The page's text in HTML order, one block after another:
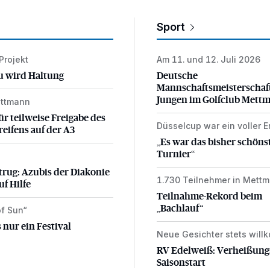
wird Haltung
wird Haltung
teilweise Freigabe des Seitenstreifens auf der A3
teilweise Freigabe des
auf der A3
Azubis der Diakonie hoffen auf Hilfe
Azubis der Diakonie
Hilfe
ein Festival
Sun“
nur ein Festival
Sport
Deutsche
Am 11. und 12. Juli 2026
Deutsche
Jungen im Golfclub
„Es war das bisher
Düsselcup war ein voller
„Es war das bisher
Turnier“
Teilnahme-Rekord beim
1.730 Teilnehmer in
Teilnahme-Rekord beim
„Bachlauf“
RV Edelweiß:
Neue Gesichter stets
RV Edelweiß:
Saisonstart